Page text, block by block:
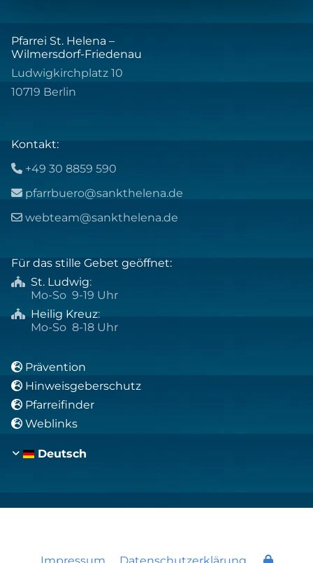
Pfarrei St. Helena –
Wilmersdorf-Friedenau
Ludwigkirchplatz 10
10719 Berlin
Kontakt:
 +49 30 8859 590
 pfarrbuero@sankthelena.de
 webteam@sankthelena.de
Für das stille Gebet geöffnet:
 St. Ludwig:
Mo-So 9-19 Uhr
 Heilig Kreuz:
Mo-So 8-18 Uhr
 Prävention
 Hinweisgeberschutz
 Pfarreifinder
 Weblinks
Deutsch
Impressum Datenschutzerklärung